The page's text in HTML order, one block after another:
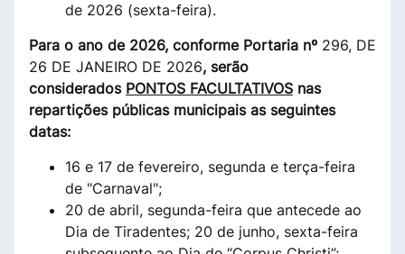
de 2026 (sexta-feira).
Para o ano de 2026, conforme Portaria nº 296, DE
26 DE JANEIRO DE 2026, serão
considerados PONTOS FACULTATIVOS nas
repartições públicas municipais as seguintes
datas:
16 e 17 de fevereiro, segunda e terça-feira
de "Carnaval";
20 de abril, segunda-feira que antecede ao
Dia de Tiradentes; 20 de junho, sexta-feira